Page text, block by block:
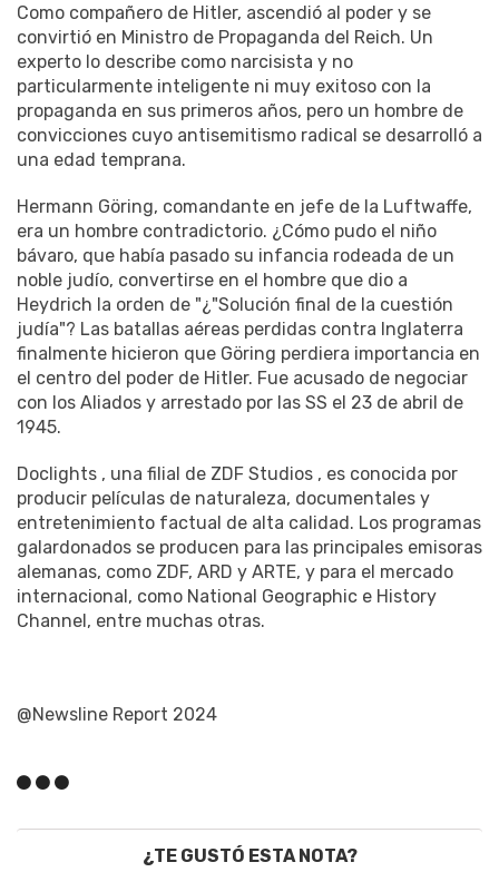
Como compañero de Hitler, ascendió al poder y se
convirtió en Ministro de Propaganda del Reich. Un
experto lo describe como narcisista y no
particularmente inteligente ni muy exitoso con la
propaganda en sus primeros años, pero un hombre de
convicciones cuyo antisemitismo radical se desarrolló a
una edad temprana.
Hermann Göring, comandante en jefe de la Luftwaffe,
era un hombre contradictorio. ¿Cómo pudo el niño
bávaro, que había pasado su infancia rodeada de un
noble judío, convertirse en el hombre que dio a
Heydrich la orden de "¿"Solución final de la cuestión
judía"? Las batallas aéreas perdidas contra Inglaterra
finalmente hicieron que Göring perdiera importancia en
el centro del poder de Hitler. Fue acusado de negociar
con los Aliados y arrestado por las SS el 23 de abril de
1945.
Doclights , una filial de ZDF Studios , es conocida por
producir películas de naturaleza, documentales y
entretenimiento factual de alta calidad. Los programas
galardonados se producen para las principales emisoras
alemanas, como ZDF, ARD y ARTE, y para el mercado
internacional, como National Geographic e History
Channel, entre muchas otras.
@Newsline Report 2024
¿TE GUSTÓ ESTA NOTA?